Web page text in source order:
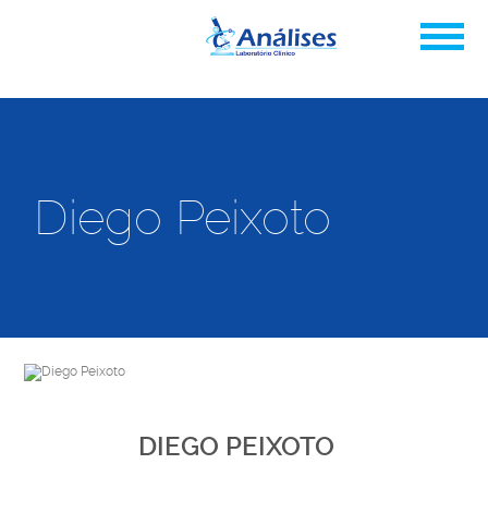
Diego Peixoto
DIEGO PEIXOTO